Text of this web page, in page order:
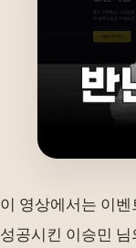
이 영상에서는 이
성공시킨 이승민